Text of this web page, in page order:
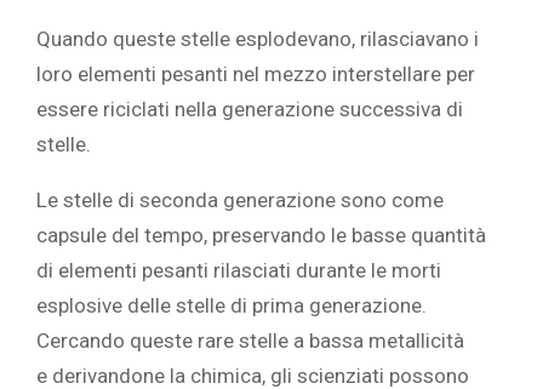
Quando queste stelle esplodevano, rilasciavano i
loro elementi pesanti nel mezzo interstellare per
essere riciclati nella generazione successiva di
stelle.
Le stelle di seconda generazione sono come
capsule del tempo, preservando le basse quantità
di elementi pesanti rilasciati durante le morti
esplosive delle stelle di prima generazione.
Cercando queste rare stelle a bassa metallicità
e derivandone la chimica, gli scienziati possono